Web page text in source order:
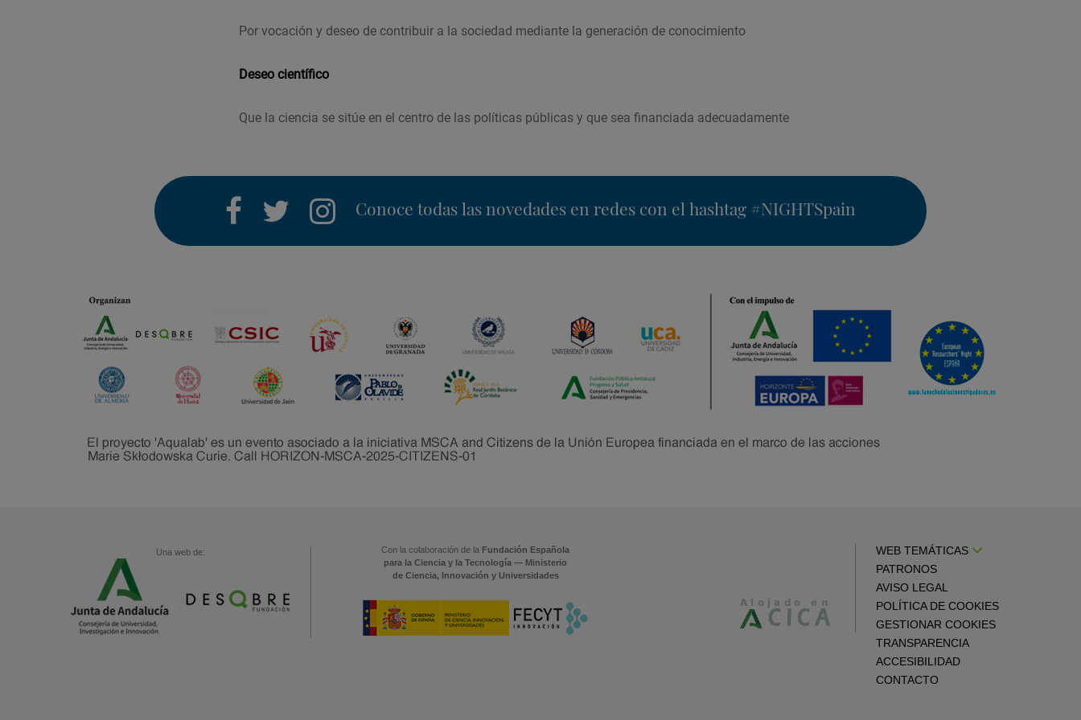
Por vocación y deseo de contribuir a la sociedad mediante la generación de conocimiento
Deseo científico
Que la ciencia se sitúe en el centro de las políticas públicas y que sea financiada adecuadamente
facebooktwitter instagram
Conoce todas las novedades en redes con el hashtag #NIGHTSpain
Una web de: Con la colaboración de la Fundación Española
para la Ciencia y la Tecnología — Ministerio
de Ciencia, Innovación y Universidades
WEB TEMÁTICAS
PATRONOS
AVISO LEGAL
POLÍTICA DE COOKIES
GESTIONAR COOKIES
TRANSPARENCIA
ACCESIBILIDAD
CONTACTO